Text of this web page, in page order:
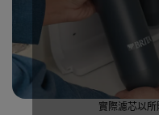
實際濾芯以